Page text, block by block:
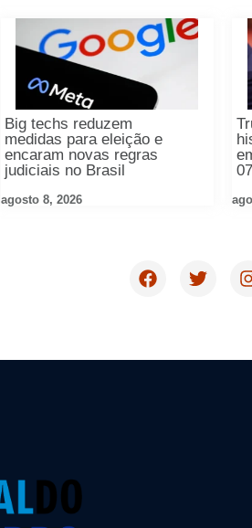
Big techs reduzem
medidas para eleição e
encaram novas regras
judiciais no Brasil
agosto 8, 2026